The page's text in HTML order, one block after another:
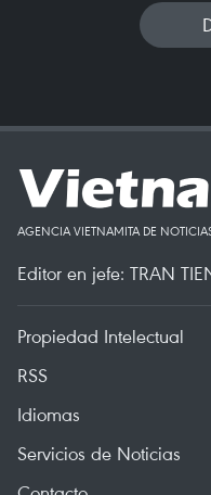
AGENCIA VIETNAMITA DE
Editor en jefe: TRAN
Propiedad Intelectual
RSS
Idiomas
Servicios de Noticias